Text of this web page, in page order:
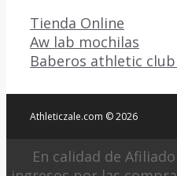
Categorías
Tienda Online
Aw lab mochilas
Baberos athletic
Athleticzale.com © 2026
En calidad de